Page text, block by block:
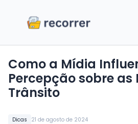
Dicas 21 de agosto de 2024
Como a Mídia Influencia Nossa
Percepção sobre as
Trânsito